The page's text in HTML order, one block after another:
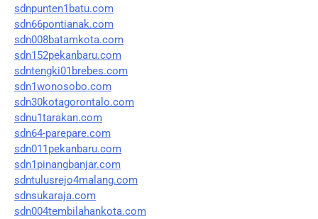
sdnpunten1batu.com
sdn66pontianak.com
sdn008batamkota.com
sdn152pekanbaru.com
sdntengki01brebes.com
sdn1wonosobo.com
sdn30kotagorontalo.com
sdnu1tarakan.com
sdn64-parepare.com
sdn011pekanbaru.com
sdn1pinangbanjar.com
sdntulusrejo4malang.com
sdnsukaraja.com
sdn004tembilahankota.com